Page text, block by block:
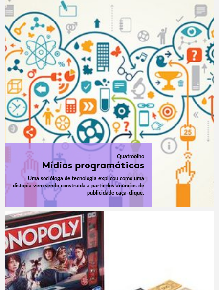
Quatroolho
Mídias programáticas
Uma socióloga de tecnologia explicou como uma
distopia vem sendo construída a partir dos anúncios de
publicidade caça-clique.